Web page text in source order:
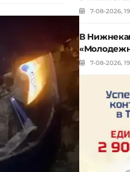
7-08-2026,
В
7-08-2026,